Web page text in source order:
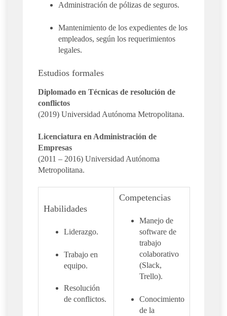
Administración de pólizas de seguros.
Mantenimiento de los expedientes de los
empleados, según los requerimientos
legales.
Estudios formales
Diplomado en Técnicas de resolución de
conflictos
(2019) Universidad Autónoma Metropolitana.
Licenciatura en Administración de
Empresas
(2011 – 2016) Universidad Autónoma
Metropolitana.
Habilidades
Liderazgo.
Trabajo en
equipo.
Resolución
de conflictos.
Competencias
Manejo de
software de
trabajo
colaborativo
(Slack,
Trello).
Conocimiento
de la